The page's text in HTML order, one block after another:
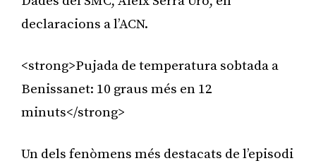
declaracions a l’ACN.
<strong>Pujada de temperatura sobtada a
Benissanet: 10 graus més en 12
minuts</strong>
Un dels fenòmens més destacats de l’episodi